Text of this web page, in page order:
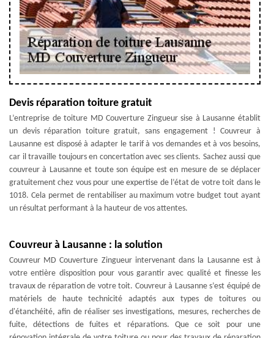
Devis réparation toiture gratuit
L’entreprise de toiture MD Couverture Zingueur sise à Lausanne établit
un devis réparation toiture gratuit, sans engagement ! Couvreur à
Lausanne est disposé à adapter le tarif à vos demandes et à vos besoins,
car il travaille toujours en concertation avec ses clients. Sachez aussi que
couvreur à Lausanne et toute son équipe est en mesure de se déplacer
gratuitement chez vous pour une expertise de l’état de votre toit dans le
1018. Cela permet de rentabiliser au maximum votre budget tout ayant
un résultat performant à la hauteur de vos attentes.
Couvreur à Lausanne : la solution
Couvreur MD Couverture Zingueur intervenant dans la Lausanne est à
votre entière disposition pour vous garantir avec qualité et finesse les
travaux de réparation de votre toit. Couvreur à Lausanne s’est équipé de
matériels de haute technicité adaptés aux types de toitures ou
d'étanchéité, afin de réaliser ses investigations, mesures, recherches de
fuite, détections de fuites et réparations. Que ce soit pour une